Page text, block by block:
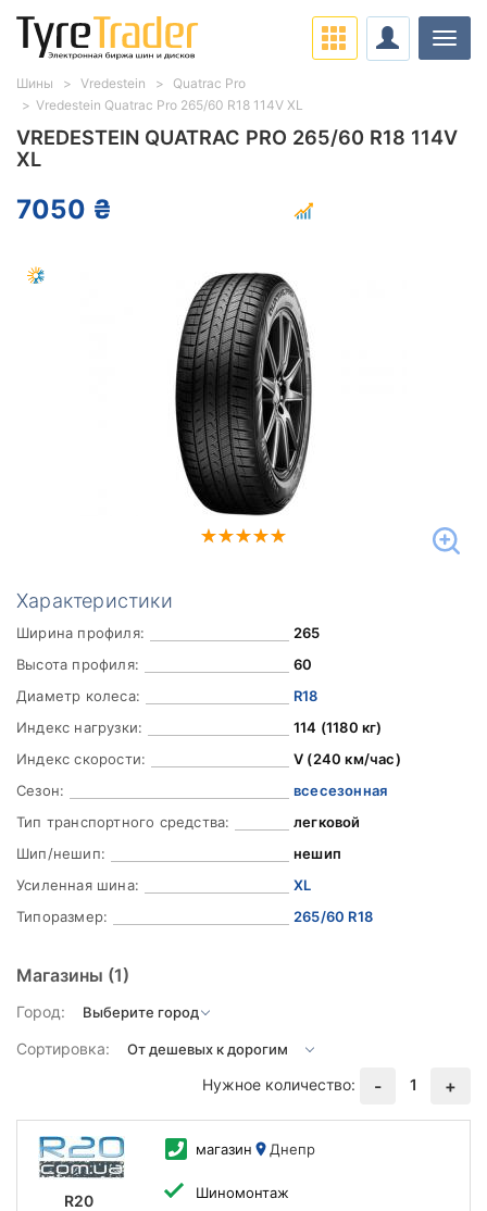
VREDESTEIN QUATRAC PRO 265/60 R18 114V
XL
7050 ₴
Характеристики
Ширина профиля:
265
Высота профиля:
60
Диаметр колеса:
R18
Индекс нагрузки:
114 (1180 кг)
Индекс скорости:
V (240 км/час)
Сезон:
всесезонная
Тип транспортного средства:
легковой
Шип/нешип:
нешип
Усиленная шина:
XL
Типоразмер:
265/60 R18
Магазины (1)
Город:
Сортировка:
Нужное количество:
- 1 +
R20
магазин Днепр
Шиномонтаж
Шины Vredestein
Quatrac Pro
Vredestein Quatrac Pro 265/60 R18 114V XL